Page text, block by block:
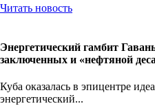
Читать новость
Энергетический гамбит
заключенных и «нефтяной
Куба оказалась в эпицентре
энергетический...